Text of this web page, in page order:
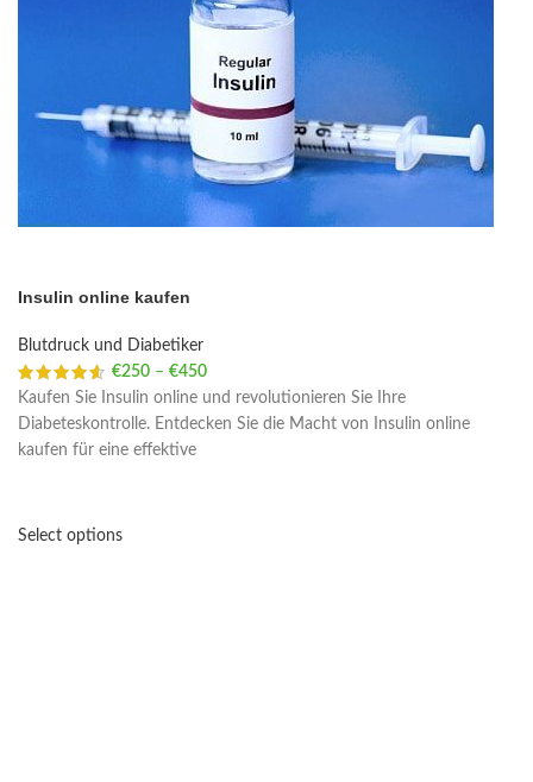
Insulin online kaufen
Blutdruck und Diabetiker
€250 – €450
Kaufen Sie Insulin online und revolutionieren Sie Ihre
Diabeteskontrolle. Entdecken Sie die Macht von Insulin online
kaufen für eine effektive
Select options